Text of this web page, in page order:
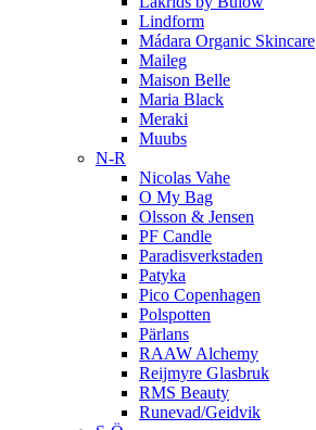
Lindform
Mádara Organic Skincare
Maileg
Maison Belle
Maria Black
Meraki
Muubs
N-R
Nicolas Vahe
O My Bag
Olsson & Jensen
PF Candle
Paradisverkstaden
Patyka
Pico Copenhagen
Polspotten
Pärlans
RAAW Alchemy
Reijmyre Glasbruk
RMS Beauty
Runevad/Geidvik